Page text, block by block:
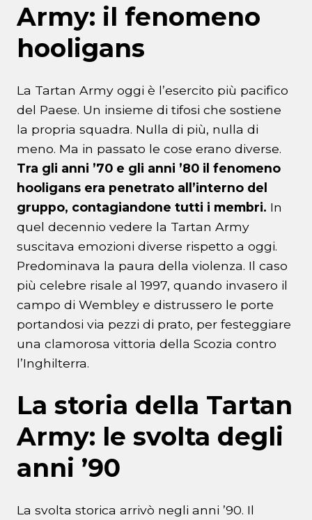
Army: il fenomeno
hooligans
La Tartan Army oggi è l’esercito più pacifico
del Paese. Un insieme di tifosi che sostiene
la propria squadra. Nulla di più, nulla di
meno. Ma in passato le cose erano diverse.
Tra gli anni ’70 e gli anni ’80 il fenomeno
hooligans era penetrato all’interno del
gruppo, contagiandone tutti i membri. In
quel decennio vedere la Tartan Army
suscitava emozioni diverse rispetto a oggi.
Predominava la paura della violenza. Il caso
più celebre risale al 1997, quando invasero il
campo di Wembley e distrussero le porte
portandosi via pezzi di prato, per festeggiare
una clamorosa vittoria della Scozia contro
l’Inghilterra.
La storia della Tartan
Army: le svolta degli
anni ’90
La svolta storica arrivò negli anni ’90. Il